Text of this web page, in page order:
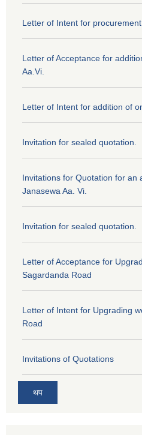
Letter of Intent for
Letter of Acceptance for
Aa.Vi.
Letter of Intent for addition of
Invitation for sealed quotation.
Invitations for Quotation for an
Janasewa Aa. Vi.
Invitation for sealed quotation.
Letter of Acceptance for
Sagardanda Road
Letter of Intent for Upgrading
Road
Invitations of Quotations
थप